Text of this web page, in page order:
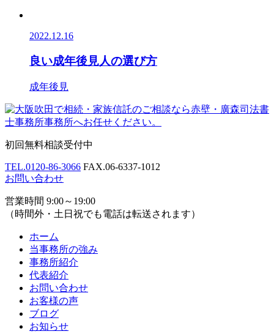
2022.12.16
良い成年後見人の選び方
成年後見
初回無料相談受付中
TEL.0120-86-3066 FAX.06-6337-1012
お問い合わせ
営業時間 9:00～19:00
（時間外・土日祝でも電話は転送されます）
ホーム
当事務所の強み
事務所紹介
代表紹介
お問い合わせ
お客様の声
ブログ
お知らせ